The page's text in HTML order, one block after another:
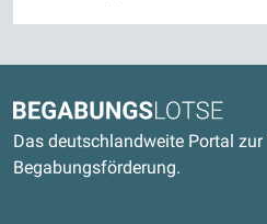
Begabungslotse
Das deutschlandweite Portal
Begabungsförderung.